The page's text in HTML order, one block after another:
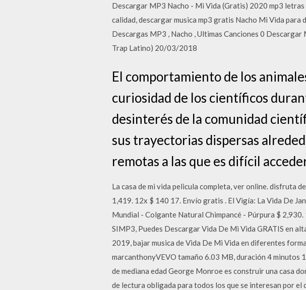
Descargar MP3 Nacho - Mi Vida (Gratis) 2020 mp3
calidad, descargar musica mp3 gratis Nacho Mi Vida
Descargas MP3 , Nacho , Ultimas Canciones 0
Trap Latino) 20/03/2018
El comportamiento de los
curiosidad de los científicos
desinterés de la comunidad
sus trayectorias dispersas
remotas a las que es difícil
La casa de mi vida pelicula completa, ver online. disfruta
1,419. 12x $ 140 17. Envío gratis . El Vigía: La Vida De
Mundial - Colgante Natural Chimpancé - Púrpura $
SIMP3, Puedes Descargar Vida De Mi Vida GRATIS en
2019, bajar musica de Vida De Mi Vida en diferentes
marcanthonyVEVO tamaño 6.03 MB, duración 4 minutos
de mediana edad George Monroe es construir una casa
de lectura obligada para todos los que se interesan por